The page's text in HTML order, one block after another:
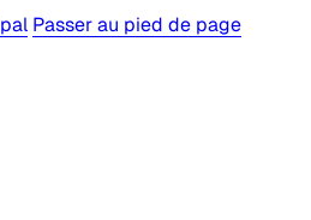
Passer au pied de page